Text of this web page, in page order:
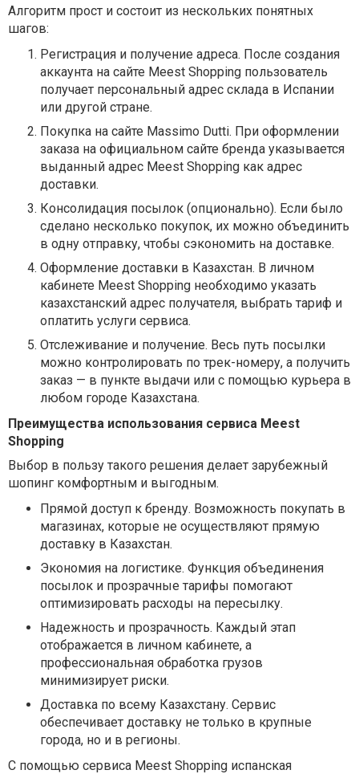
Алгоритм прост и состоит из нескольких понятных
шагов:
Регистрация и получение адреса. После создания
аккаунта на сайте Meest Shopping пользователь
получает персональный адрес склада в Испании
или другой стране.
Покупка на сайте Massimo Dutti. При оформлении
заказа на официальном сайте бренда указывается
выданный адрес Meest Shopping как адрес
доставки.
Консолидация посылок (опционально). Если было
сделано несколько покупок, их можно объединить
в одну отправку, чтобы сэкономить на доставке.
Оформление доставки в Казахстан. В личном
кабинете Meest Shopping необходимо указать
казахстанский адрес получателя, выбрать тариф и
оплатить услуги сервиса.
Отслеживание и получение. Весь путь посылки
можно контролировать по трек-номеру, а получить
заказ — в пункте выдачи или с помощью курьера в
любом городе Казахстана.
Преимущества использования сервиса Meest
Shopping
Выбор в пользу такого решения делает зарубежный
шопинг комфортным и выгодным.
Прямой доступ к бренду. Возможность покупать в
магазинах, которые не осуществляют прямую
доставку в Казахстан.
Экономия на логистике. Функция объединения
посылок и прозрачные тарифы помогают
оптимизировать расходы на пересылку.
Надежность и прозрачность. Каждый этап
отображается в личном кабинете, а
профессиональная обработка грузов
минимизирует риски.
Доставка по всему Казахстану. Сервис
обеспечивает доставку не только в крупные
города, но и в регионы.
С помощью сервиса Meest Shopping испанская